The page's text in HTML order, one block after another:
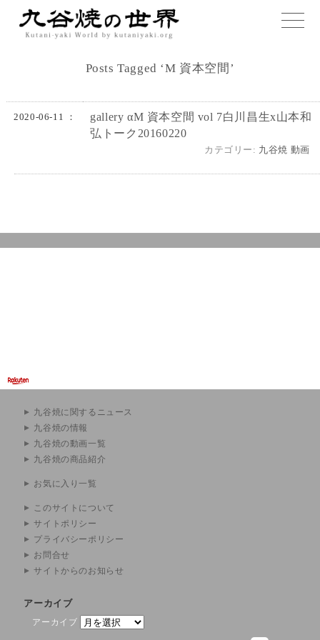
toggle
Posts Tagged ‘M 資本空間’
2020-06-11 ：
gallery αM 資本空間 vol 7白川昌生x山本和
弘トーク20160220
カテゴリー: 九谷焼 動画
九谷焼に関するニュース
九谷焼の情報
九谷焼の動画一覧
九谷焼の商品紹介
お気に入り一覧
このサイトについて
サイトポリシー
プライバシーポリシー
お問合せ
サイトからのお知らせ
アーカイブ
アーカイブ